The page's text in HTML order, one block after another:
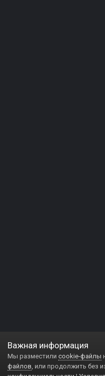
Важная информация
Мы разместили cookie-файлы
файлов, или продолжить без